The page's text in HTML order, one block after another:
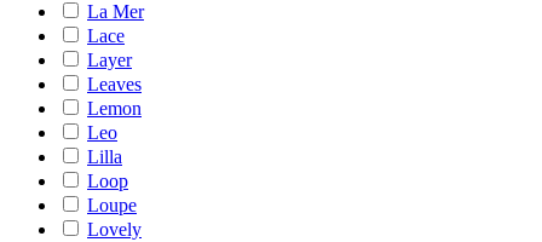
La Mer
Lace
Layer
Leaves
Lemon
Leo
Lilla
Loop
Loupe
Lovely